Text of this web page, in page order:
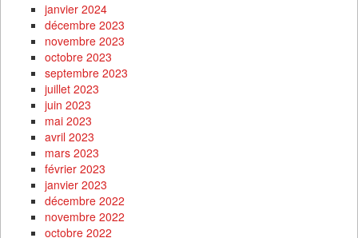
janvier 2024
décembre 2023
novembre 2023
octobre 2023
septembre 2023
juillet 2023
juin 2023
mai 2023
avril 2023
mars 2023
février 2023
janvier 2023
décembre 2022
novembre 2022
octobre 2022